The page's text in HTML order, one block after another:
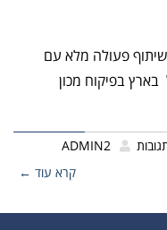
פעולה מלא עם
בפיקוח מכון
ADMIN2
קרא עוד ←